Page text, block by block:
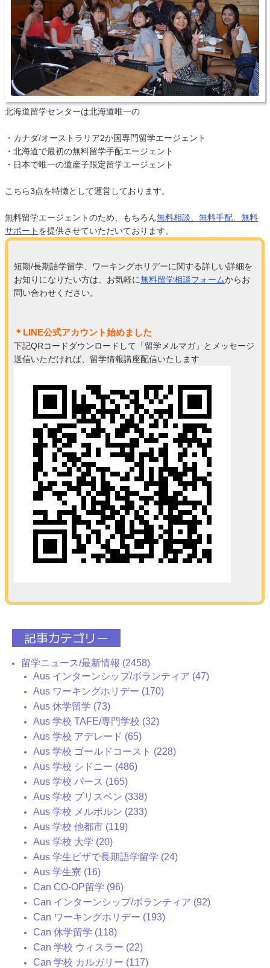
北海道留学センターは北海道唯一の
・カナダ/オーストラリア2か国専門留学エージェント
・北海道で最初の無料留学手配エージェント
・日本で唯一の道産子限定留学エージェント
こちら3点を特徴として運営しております。
無料留学エージェントのため、もちろん無料相談、無料手配、無料
サポート を提供させていただいております。
短期/長期語学留学、ワーキングホリデーに関する詳しい詳細を
お知りになりたい方は、お気軽に無料留学相談フォームからお
問い合わせください。
＊LINE公式アカウント始めました
下記QRコードダウンロードして「留学メルマガ」とメッセージ
送信いただければ、留学情報講座配信いたします
記事カテゴリー
留学ニュース/最新情報 (2458)
Aus インターンシップ/ボランティア (47)
Aus ワーキングホリデー (170)
Aus 休学留学 (73)
Aus 学校 TAFE/専門学校 (32)
Aus 学校 アデレード (65)
Aus 学校 ゴールドコースト (228)
Aus 学校 シドニー (486)
Aus 学校 パース (165)
Aus 学校 ブリスベン (338)
Aus 学校 メルボルン (233)
Aus 学校 他都市 (119)
Aus 学校 大学 (20)
Aus 学生ビザで長期語学留学 (24)
Aus 学生寮 (16)
Can CO-OP留学 (96)
Can インターンシップ/ボランティア (92)
Can ワーキングホリデー (193)
Can 休学留学 (118)
Can 学校 ウィスラー (22)
Can 学校 カルガリー (117)